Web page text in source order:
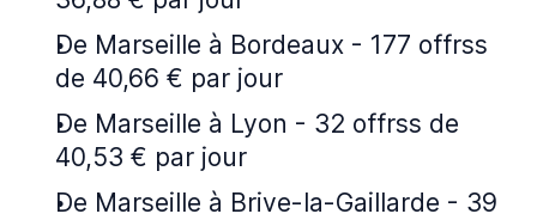
De Marseille à Bordeaux - 177 offrss
de 40,66 € par jour
De Marseille à Lyon - 32 offrss de
40,53 € par jour
De Marseille à Brive-la-Gaillarde - 39